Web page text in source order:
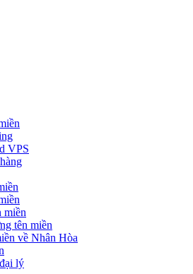
VPS
miền
tên miền
về Nhân Hòa
lý